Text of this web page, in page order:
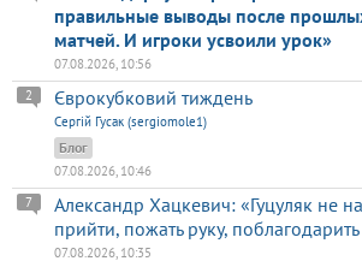
правильные выводы после
матчей. И игроки усвоили урок»
07.08.2026, 10:56
Єврокубковий тиждень
2
Сергій Гусак (sergiomole1)
Блог
07.08.2026, 10:46
Александр Хацкевич: «Гуцуляк не
прийти, пожать руку,
7
07.08.2026, 10:35